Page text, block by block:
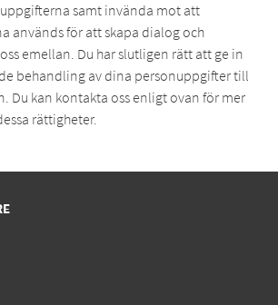
samt invända mot att
används för att skapa dialog och
emellan. Du har slutligen rätt att ge in
behandling av dina personuppgifter till
Du kan kontakta oss enligt ovan för mer
rättigheter.